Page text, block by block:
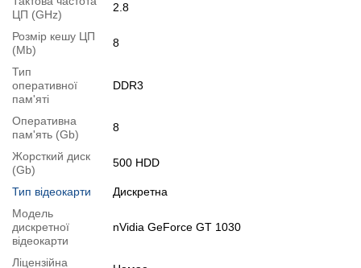
Відгуки про комплектуючі
ЦП (GHz)
2.8
Розмір кешу ЦП
(Mb)
8
Тип
оперативної
пам'яті
DDR3
Оперативна
пам'ять (Gb)
8
Жорсткий диск
(Gb)
500 HDD
Тип відеокарти
Дискретна
Модель
дискретної
відеокарти
nVidia GeForce GT 1030
Ліцензійна